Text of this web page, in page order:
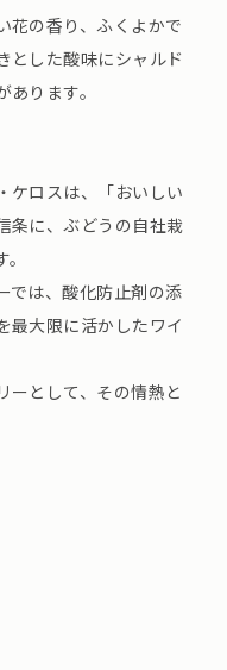
花の香り、ふくよかで
とした酸味にシャルド
ります。
ケロスは、「おいしい
条に、ぶどうの自社栽
では、酸化防止剤の添
最大限に活かしたワイ
ーとして、その情熱と